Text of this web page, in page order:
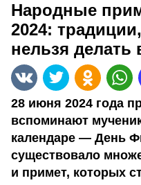
Народные
2024:
нельзя делать
28 июня 2024 года
вспоминают
календаре — День
существовало
и примет, которых